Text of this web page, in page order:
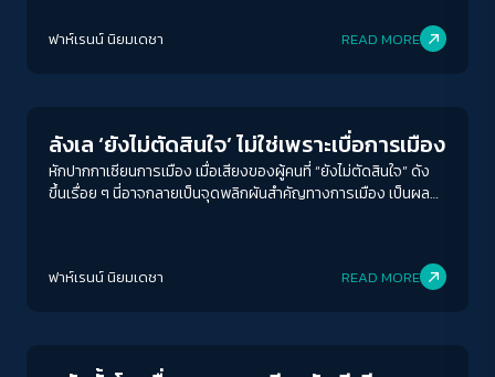
ฟาห์เรนน์ นิยมเดชา READ MORE
ลังเล ‘ยังไม่ตัดสินใจ’ ไม่ใช่เพราะเบื่อการเมือง
หักปากกาเซียนการเมือง เมื่อเสียงของผู้คนที่ “ยังไม่ตัดสินใจ” ดัง
ขึ้นเรื่อย ๆ นี่อาจกลายเป็นจุดพลิกผันสำคัญทางการเมือง เป็นผล
ฟาห์เรนน์ นิยมเดชา READ MORE